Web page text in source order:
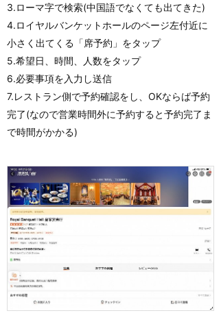
3.ローマ字で検索(中国語でなくても出てきた)
4.ロイヤルバンケットホールのページ左付近に
小さく出てくる「席予約」をタップ
5.希望日、時間、人数をタップ
6.必要事項を入力し送信
7.レストラン側で予約確認をし、OKならば予約
完了(なので営業時間外に予約すると予約完了ま
で時間がかかる)